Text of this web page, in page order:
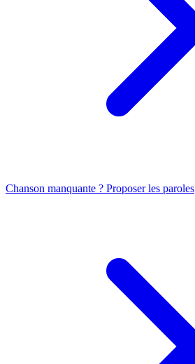
Chanson manquante ? Proposer les paroles